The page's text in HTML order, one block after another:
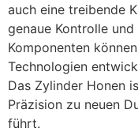
auch eine treibende
genaue Kontrolle
Komponenten
Technologien
Das Zylinder Honen
Präzision zu neuen
führt.